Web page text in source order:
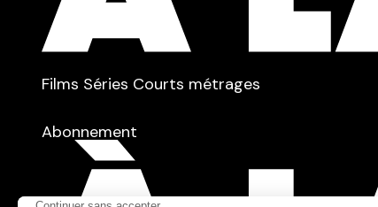
Films Séries Courts métrages
Abonnement